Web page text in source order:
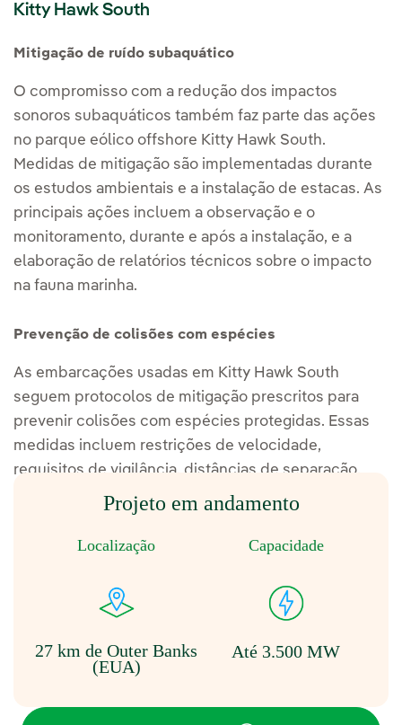
Kitty Hawk South
Mitigação de ruído subaquático
O compromisso com a redução dos impactos
sonoros subaquáticos também faz parte das ações
no parque eólico offshore Kitty Hawk South.
Medidas de mitigação são implementadas durante
os estudos ambientais e a instalação de estacas. As
principais ações incluem a observação e o
monitoramento, durante e após a instalação, e a
elaboração de relatórios técnicos sobre o impacto
na fauna marinha.
Prevenção de colisões com espécies
As embarcações usadas em Kitty Hawk South
seguem protocolos de mitigação prescritos para
prevenir colisões com espécies protegidas. Essas
medidas incluem restrições de velocidade,
requisitos de vigilância, distâncias de separação,
desvios e apresentação de relatórios.
Projeto em andamento
Localização
27 km de Outer Banks
(EUA)
Capacidade
Até 3.500 MW